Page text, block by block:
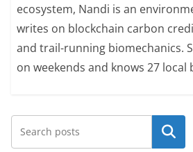
ecosystem, Nandi is an
writes on blockchain carbon
and trail-running biomechanics.
on weekends and knows 27 local
Search